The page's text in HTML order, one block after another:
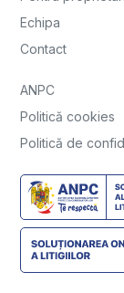
Echipa
Contact
ANPC
Politică cookies
Politică de